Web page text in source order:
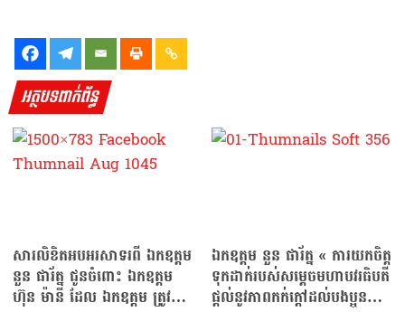
អត្ថបទពាក់ព័ន្ធ
សារលិខិតអបអរសាទរពី ឯកឧត្តម
នួន ផារ័ត្ន ជូនចំពោះ ឯកឧត្តម
ហ៊ុន ម៉ានី ដែល ឯកឧត្តម ត្រូវ
ឯកឧត្តម នួន ផារ័ត្ន « ការយកចិត្ត
ទុកដាក់របស់សម្ដេចមហាបវរធិបតី
ផ្តល់នូវភាពកក់ក្តៅដល់បងប្អូន